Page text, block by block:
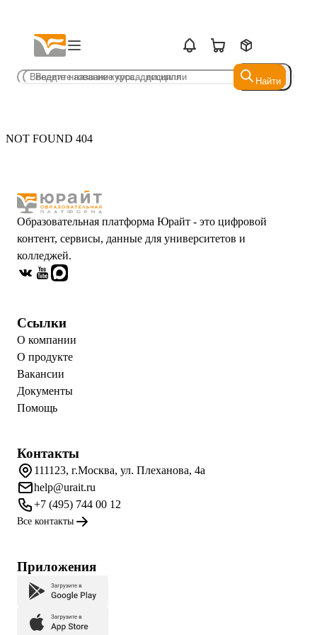
Найти
Найти
NOT FOUND 404
Образовательная платформа Юрайт - это цифровой
контент, сервисы, данные для университетов и
колледжей.
Ссылки
О компании
О продукте
Вакансии
Документы
Помощь
Контакты
111123, г.Москва, ул. Плеханова, 4а
help@urait.ru
+7 (495) 744 00 12
Все контакты
Приложения